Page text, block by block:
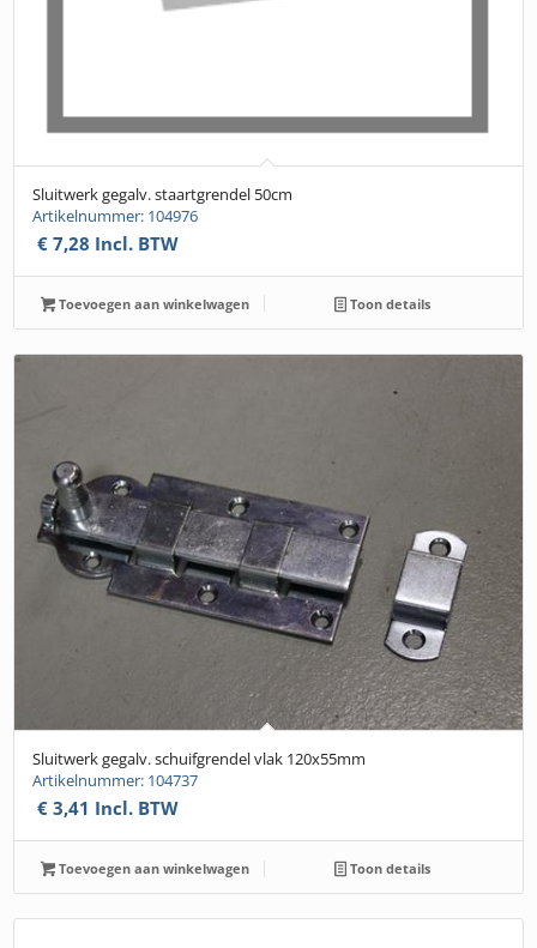
Sluitwerk gegalv. staartgrendel 50cm
Artikelnummer: 104976
€ 7,28 Incl. BTW
Toevoegen aan winkelwagen Toon details
Sluitwerk gegalv. schuifgrendel vlak 120x55mm
Artikelnummer: 104737
€ 3,41 Incl. BTW
Toevoegen aan winkelwagen Toon details